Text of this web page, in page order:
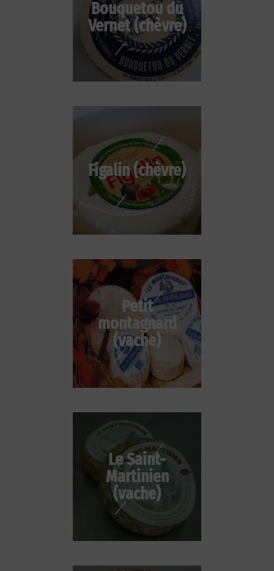
Bouquetou du
Vernet (chèvre)
Figalin (chèvre)
Petit
montagnard
(vache)
Le Saint-
Martinien
(vache)